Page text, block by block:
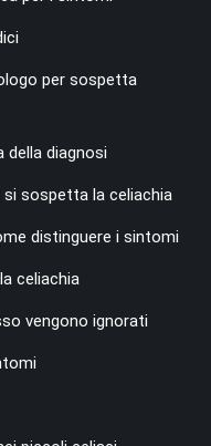
per sospetta
della diagnosi
si sospetta la celiachia
distinguere i sintomi
celiachia
vengono ignorati